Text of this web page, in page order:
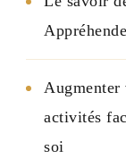
Augmenter
activités
soi